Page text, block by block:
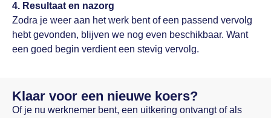
4. Resultaat en nazorg
Zodra je weer aan het werk bent of een passend vervolg
hebt gevonden, blijven we nog even beschikbaar. Want
een goed begin verdient een stevig vervolg.
Klaar voor een nieuwe koers?
Of je nu werknemer bent, een uitkering ontvangt of als